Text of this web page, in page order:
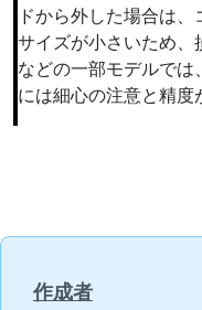
ドから外した場合は、
サイズが小さいため、
などの一部モデルで
には細心の注意と精度
作成者